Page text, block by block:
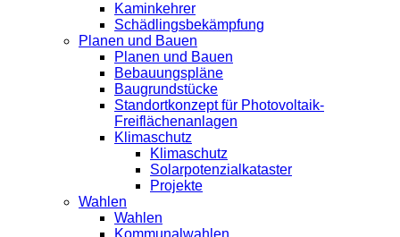
Kaminkehrer
Schädlingsbekämpfung
Planen und Bauen
Planen und Bauen
Bebauungspläne
Baugrundstücke
Standortkonzept für Photovoltaik-
Freiflächenanlagen
Klimaschutz
Klimaschutz
Solarpotenzialkataster
Projekte
Wahlen
Wahlen